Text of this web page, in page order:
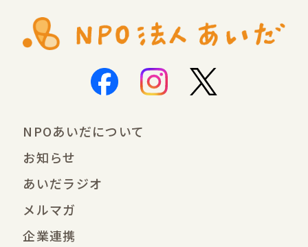
NPOあいだについて
お知らせ
あいだラジオ
メルマガ
企業連携